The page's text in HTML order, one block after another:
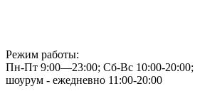
Режим работы:
Пн-Пт 9:00—23:00; Сб-Вс 10:00-20:00;
шоурум - ежедневно 11:00-20:00